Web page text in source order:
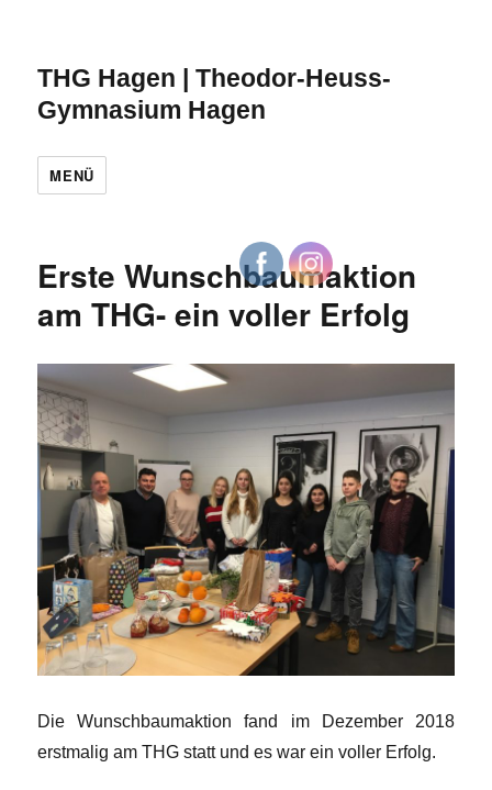
THG Hagen | Theodor-Heuss-
Gymnasium Hagen
MENÜ
Erste Wunschbaumaktion
am THG- ein voller Erfolg
Die Wunschbaumaktion fand im Dezember 2018
erstmalig am THG statt und es war ein voller Erfolg.